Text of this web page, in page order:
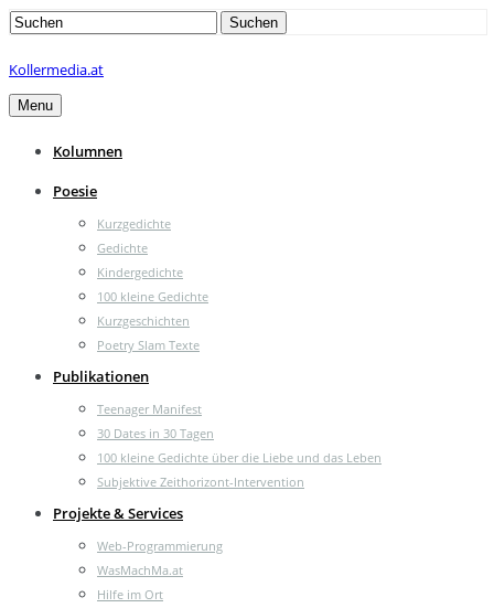
Search
Suchen
Kollermedia.at
Menu
Kolumnen
Poesie
Kurzgedichte
Gedichte
Kindergedichte
100 kleine Gedichte
Kurzgeschichten
Poetry Slam Texte
Publikationen
Teenager Manifest
30 Dates in 30 Tagen
100 kleine Gedichte über die Liebe und das Leben
Subjektive Zeithorizont-Intervention
Projekte & Services
Web-Programmierung
WasMachMa.at
Hilfe im Ort